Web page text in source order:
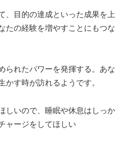
目的の達成といった成果を上
たの経験を増やすことにもつな
れたパワーを発揮する。あな
かす時が訪れるようです。
いので、睡眠や休息はしっか
ャージをしてほしい